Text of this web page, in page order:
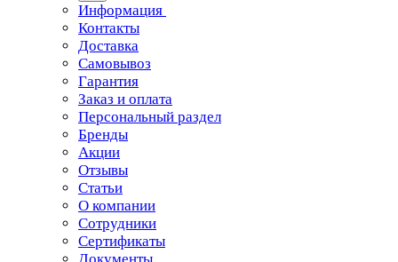
Информация
Контакты
Доставка
Самовывоз
Гарантия
Заказ и оплата
Персональный раздел
Бренды
Акции
Отзывы
Статьи
О компании
Сотрудники
Сертификаты
Документы